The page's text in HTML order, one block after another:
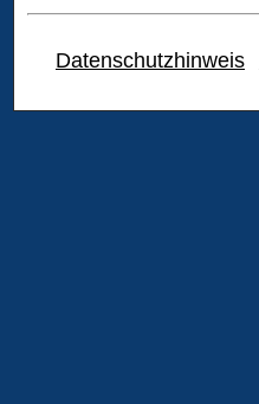
Datenschutzhinweis